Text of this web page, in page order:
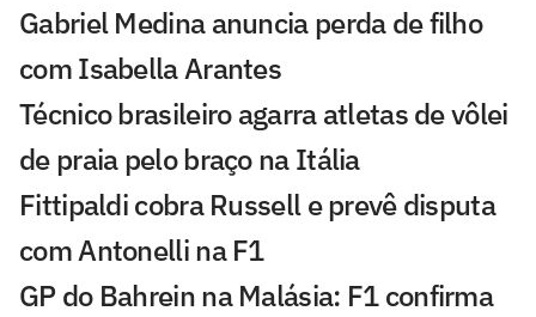
Gabriel Medina anuncia perda de filho
com Isabella Arantes
Técnico brasileiro agarra atletas de vôlei
de praia pelo braço na Itália
Fittipaldi cobra Russell e prevê disputa
com Antonelli na F1
GP do Bahrein na Malásia: F1 confirma